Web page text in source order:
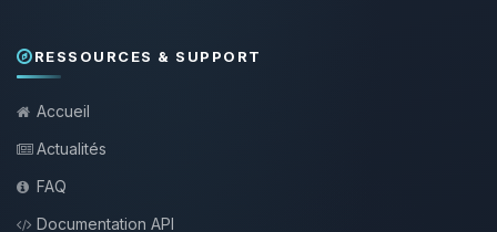
RESSOURCES & SUPPORT
Accueil
Actualités
FAQ
Documentation API